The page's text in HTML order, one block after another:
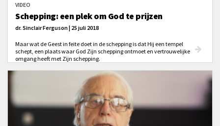
VIDEO
Schepping: een plek om God te prijzen
dr. Sinclair Ferguson | 25 juli 2018
Maar wat de Geest in feite doet in de schepping is dat Hij een tempel
schept, een plaats waar God Zijn schepping ontmoet en vertrouwelijke
omgang heeft met Zijn schepping.